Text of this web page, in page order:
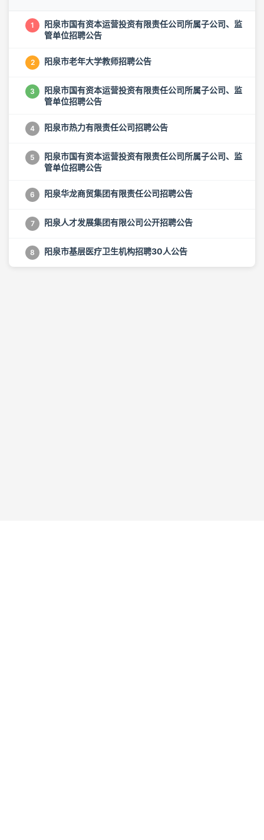
1
阳泉市国有资本运营投资有限责任公司所属子公司、监
管单位招聘公告
2 阳泉市老年大学教师招聘公告
3
阳泉市国有资本运营投资有限责任公司所属子公司、监
管单位招聘公告
4 阳泉市热力有限责任公司招聘公告
5
阳泉市国有资本运营投资有限责任公司所属子公司、监
管单位招聘公告
6 阳泉华龙商贸集团有限责任公司招聘公告
7 阳泉人才发展集团有限公司公开招聘公告
8 阳泉市基层医疗卫生机构招聘30人公告